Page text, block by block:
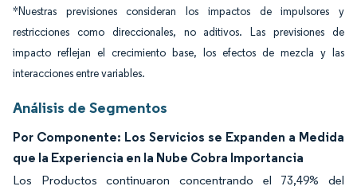
*Nuestras previsiones consideran los impactos de impulsores y
restricciones como direccionales, no aditivos. Las previsiones de
impacto reflejan el crecimiento base, los efectos de mezcla y las
interacciones entre variables.
Análisis de Segmentos
Por Componente: Los Servicios se Expanden a Medida
que la Experiencia en la Nube Cobra Importancia
Los Productos continuaron concentrando el 73,49% del